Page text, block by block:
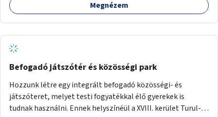
Megnézem
Befogadó játszótér és közösségi park
Hozzunk létre egy integrált befogadó közösségi- és
játszóteret, melyet testi fogyatékkal élő gyerekek is
tudnak használni. Ennek helyszínéül a XVIII. kerület Turul-